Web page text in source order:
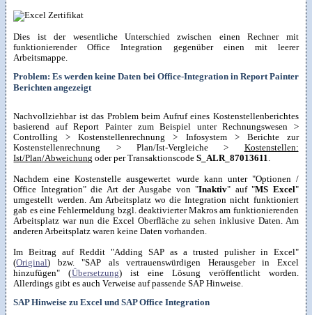
Dies ist der wesentliche Unterschied zwischen einen Rechner mit
funktionierender Office Integration gegenüber einen mit leerer
Arbeitsmappe.
Problem: Es werden keine Daten bei Office-Integration in Report Painter
Berichten angezeigt
Nachvollziehbar ist das Problem beim Aufruf eines Kostenstellenberichtes
basierend auf Report Painter zum Beispiel unter Rechnungswesen >
Controlling > Kostenstellenrechnung > Infosystem > Berichte zur
Kostenstellenrechnung > Plan/Ist-Vergleiche > Kostenstellen:
Ist/Plan/Abweichung oder per TransaktionscodeS_ALR_87013611.
Nachdem eine Kostenstelle ausgewertet wurde kann unter "Optionen /
Office Integration" die Art der Ausgabe von "Inaktiv" auf "MS Excel"
umgestellt werden. Am Arbeitsplatz wo die Integration nicht funktioniert
gab es eine Fehlermeldung bzgl. deaktivierter Makros am funktionierenden
Arbeitsplatz war nun die Excel Oberfläche zu sehen inklusive Daten. Am
anderen Arbeitsplatz waren keine Daten vorhanden.
Im Beitrag auf Reddit "Adding SAP as a trusted pulisher in Excel"
(Original) bzw. "SAP als vertrauenswürdigen Herausgeber in Excel
hinzufügen" (Übersetzung) ist eine Lösung veröffentlicht worden.
Allerdings gibt es auch Verweise auf passende SAP Hinweise.
SAP Hinweise zu Excel und SAP Office Integration